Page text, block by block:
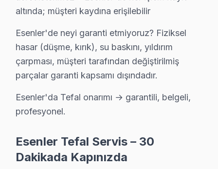
Tefal parça tedariki açısından da Esenler'ye özgü
Esenler Tefal TV Servisi – Sık Sorulan Sorular
S: Esenler'de sabah aradığımda aynı gün servis
C: Evet, Esenler'de sabah 9-10 arası arama
S: Esenler'de servis ücreti ödenmesine nasıl karar
C: Esenler servisimizde arıza tespiti sonrası,
S: Esenler'de tamir belgesi ve fatura ne zaman verilir?
S: Esenler'de tamir sırasında başka sorun bulunursa
C: Esenler müşterisine haber verilerek, ek sorunun
altında; müşteri kaydına erişilebilir
Esenler'de neyi garanti etmiyoruz? Fiziksel
hasar (düşme, kırık), su baskını, yıldırım
çarpması, müşteri tarafından değiştirilmiş
parçalar garanti kapsamı dışındadır.
Esenler'da Tefal onarımı → garantili, belgeli,
profesyonel.
Esenler Tefal Servis – 30
Dakikada Kapınızda